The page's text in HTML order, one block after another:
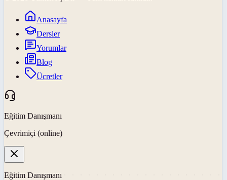
Anasayfa
Dersler
Yorumlar
Blog
Ücretler
Eğitim Danışmanı
Çevrimiçi (online)
Eğitim Danışmanı